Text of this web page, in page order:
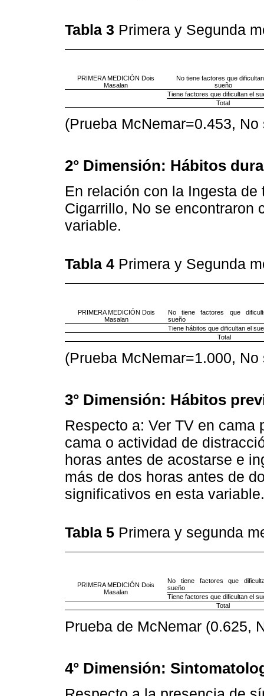
Tabla 3 Primera y Segunda
PRIMERA MEDICIÓN Dois
Masalan
No tiene factores que
sueño
Tiene factores que dificultan el
Total
(Prueba McNemar=0.453,
2° Dimensión: Hábitos
En relación con la Ingesta
Cigarrillo, No se encontraron
variable.
Tabla 4 Primera y Segunda
PRIMERA MEDICIÓN Dois
Masalan
No tiene factores que
sueño
Tiene hábitos que dificultan el
Total
(Prueba McNemar=1.000,
3° Dimensión: Hábitos
Respecto a: Ver TV en cama
cama o actividad de
horas antes de acostarse e
más de dos horas antes de
significativos en esta variable.
Tabla 5 Primera y segunda
PRIMERA MEDICIÓN Dois
Masalan
No tiene factores que
sueño
Tiene factores que dificultan el
Total
Prueba de McNemar (0.625,
4° Dimensión: